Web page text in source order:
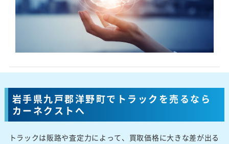
岩手県九戸郡洋野町でトラックを売るなら
カーネクストへ
トラックは販路や査定力によって、買取価格に大きな差が出る